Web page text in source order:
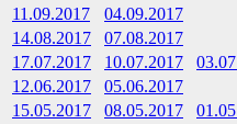
11.09.2017
04.09.2017
14.08.2017
07.08.2017
17.07.2017 10.07.2017
12.06.2017
05.06.2017
15.05.2017 08.05.2017